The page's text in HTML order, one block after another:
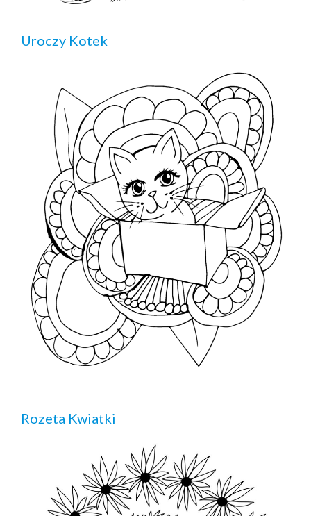
Uroczy Kotek
Rozeta Kwiatki